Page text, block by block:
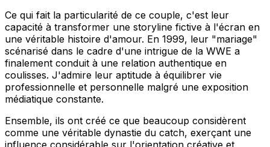
Ce qui fait la particularité de ce couple, c'est leur
capacité à transformer une storyline fictive à l'écran en
une véritable histoire d'amour. En 1999, leur "mariage"
scénarisé dans le cadre d'une intrigue de la WWE a
finalement conduit à une relation authentique en
coulisses. J'admire leur aptitude à équilibrer vie
professionnelle et personnelle malgré une exposition
médiatique constante.
Ensemble, ils ont créé ce que beaucoup considèrent
comme une véritable dynastie du catch, exerçant une
influence considérable sur l'orientation créative et